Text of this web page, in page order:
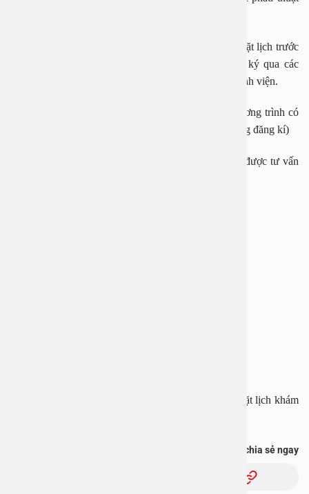
Đối tượng áp dụng: Dành cho khách hàng gọi điện đặt lịch trước
qua hotline 1900 2838 – 0965 98 3773 hoặc đăng ký qua các
kênh online: Facebook, website, Zalo, Google của bệnh viện.
Thời gian áp dụng từ: 10/7/2024 – 10/10/2024 (Chương trình có
thể kết thúc sớm hơn thời gian dự kiến nếu đủ số lượng đăng kí)
Liên hệ ngay hotline 1900 2838 – 0965 98 3773 để được tư vấn
Tải APP Bệnh viện An Việt để “Tra cứu kết quả – Đặt lịch khám
Bạn thấy thông tin này hữu ích, chia sẻ ngay